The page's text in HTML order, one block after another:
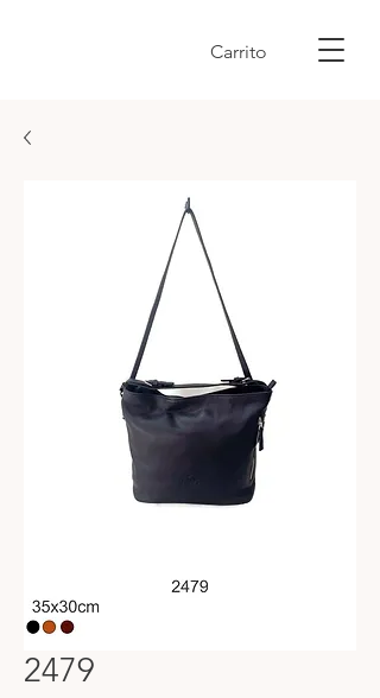
Carrito
2479